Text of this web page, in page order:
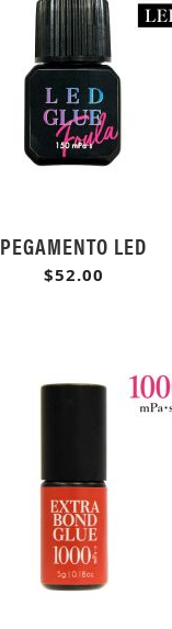
PEGAMENTO LED
$52.00